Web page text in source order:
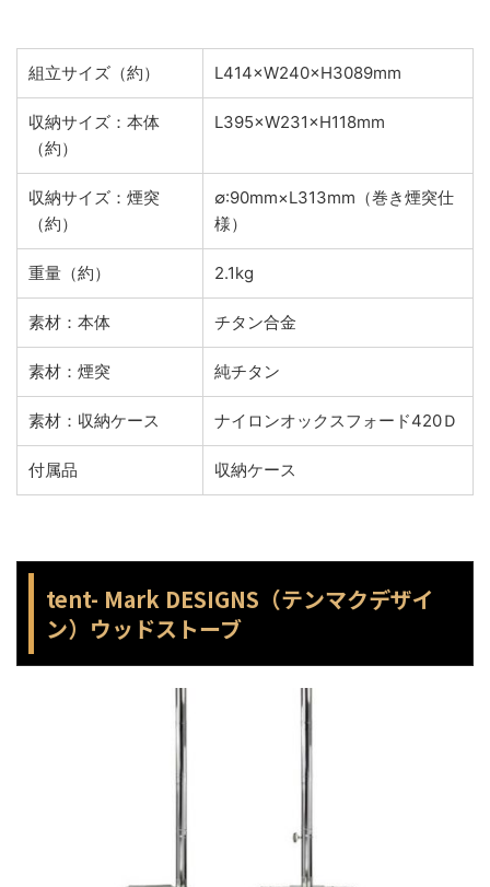
組立サイズ（約） L414×W240×H3089mm
収納サイズ：本体
（約）
L395×W231×H118mm
収納サイズ：煙突
（約）
∅:90mm×L313mm（巻き煙突仕
様）
重量（約） 2.1kg
素材：本体 チタン合金
素材：煙突 純チタン
素材：収納ケース ナイロンオックスフォード420Ｄ
付属品 収納ケース
tent- Mark DESIGNS（テンマクデザイ
ン）ウッドストーブ